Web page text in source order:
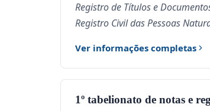
Registro de Títulos e
Registro Civil das Pessoas
Ver informações completas
1º tabelionato de notas e